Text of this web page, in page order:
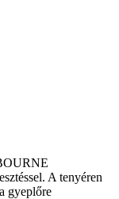
A tenyéren
gyeplőre